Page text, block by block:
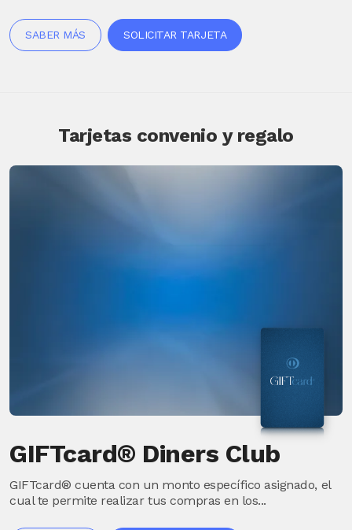
SABER MÁS SOLICITAR TARJETA
Tarjetas convenio y regalo
GIFTcard® Diners Club
GIFTcard® cuenta con un monto específico asignado, el
cual te permite realizar tus compras en los...